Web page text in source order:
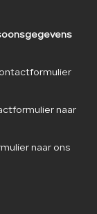
naar
naar ons